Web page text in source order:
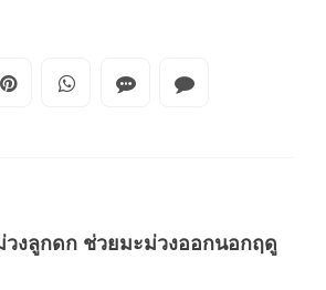
งลูกดก ช่วยมะม่วงออกนอกฤดู